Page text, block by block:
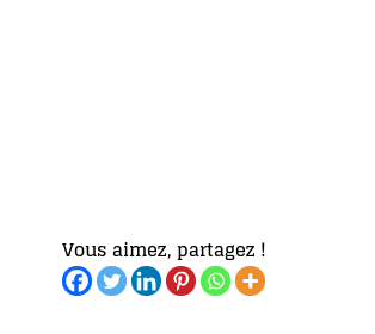
Vous aimez, partagez !